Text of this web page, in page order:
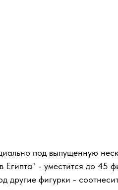
под выпущенную
Египта" - уместится до 45
другие фигурки -